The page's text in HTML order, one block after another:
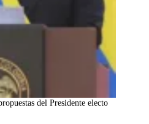
del Presidente electo